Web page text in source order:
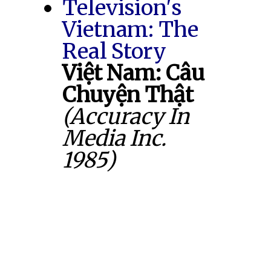
Television's
Vietnam: The
Real Story
Việt Nam: Câu
Chuyện Thật
(Accuracy In
Media Inc.
1985)